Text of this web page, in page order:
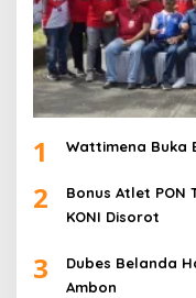
1 Wattimena Buka
2
Bonus Atlet PON
KONI Disorot
3
Dubes Belanda
Ambon